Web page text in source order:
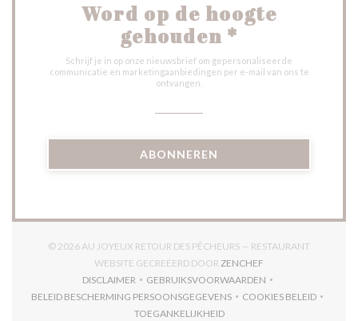
Word op de hoogte
gehouden *
Schrijf je in op onze nieuwsbrief om gepersonaliseerde
communicatie en marketingaanbiedingen per e-mail van ons te
ontvangen.
ABONNEREN
© 2026 AU JOYEUX RETOUR DES PÊCHEURS — RESTAURANT
WEBSITE GECREËERD DOOR ZENCHEF
DISCLAIMER
((OPENT IN EEN NIEUW VENSTER))
GEBRUIKSVOORWAARDEN
((OPENT IN EEN NIEUW
BELEID BESCHERMING PERSOONSGEGEVENS
((OPENT IN EEN NIEUW VENSTER))
COOKIES BELEID
((OPENT IN EEN
TOEGANKELIJKHEID